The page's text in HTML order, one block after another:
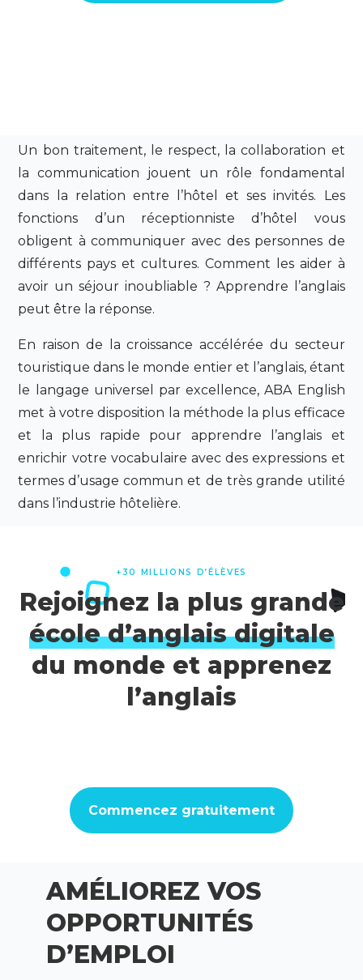
Un bon traitement, le respect, la collaboration et
la communication jouent un rôle fondamental
dans la relation entre l’hôtel et ses invités. Les
fonctions d’un réceptionniste d’hôtel vous
obligent à communiquer avec des personnes de
différents pays et cultures. Comment les aider à
avoir un séjour inoubliable ? Apprendre l’anglais
peut être la réponse.
En raison de la croissance accélérée du secteur
touristique dans le monde entier et l’anglais, étant
le langage universel par excellence, ABA English
met à votre disposition la méthode la plus efficace
et la plus rapide pour apprendre l’anglais et
enrichir votre vocabulaire avec des expressions et
termes d’usage commun et de très grande utilité
dans l’industrie hôtelière.
+30 MILLIONS D’ÉLÈVES
Rejoignez la plus grande
école d’anglais digitale
du monde et apprenez
l’anglais
Commencez gratuitement
AMÉLIOREZ VOS
OPPORTUNITÉS
D’EMPLOI